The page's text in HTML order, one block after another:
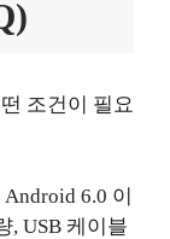
조건이 필요
6.0 이
, USB 케이블